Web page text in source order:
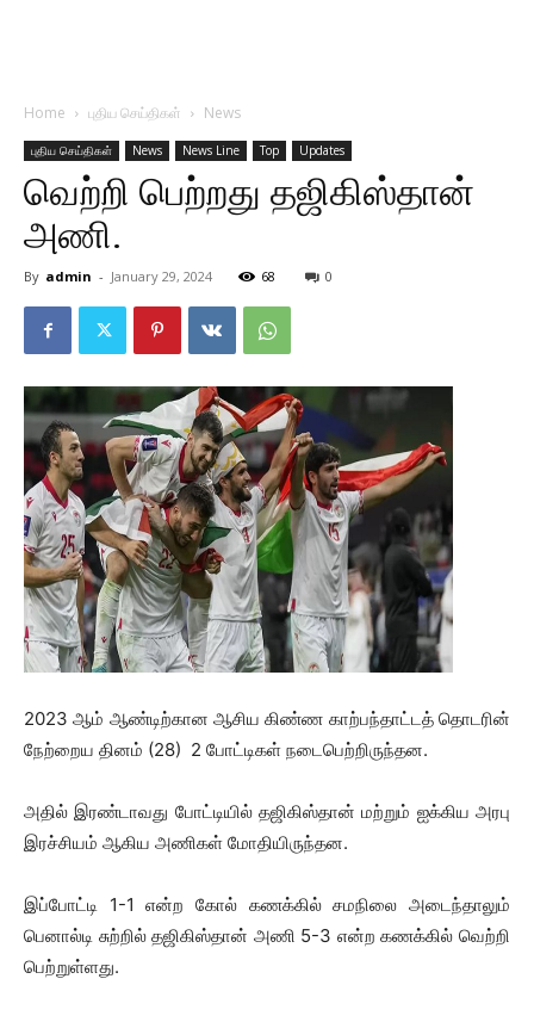
Home புதிய செய்திகள் News
புதிய செய்திகள் News News Line Top Updates
வெற்றி பெற்றது தஜிகிஸ்தான்
அணி.
By admin - January 29, 2024 68 0
2023 ஆம் ஆண்டிற்கான ஆசிய கிண்ண காற்பந்தாட்டத் தொடரின்
நேற்றைய தினம் (28) 2 போட்டிகள் நடைபெற்றிருந்தன.
அதில் இரண்டாவது போட்டியில் தஜிகிஸ்தான் மற்றும் ஐக்கிய அரபு
இரச்சியம் ஆகிய அணிகள் மோதியிருந்தன.
இப்போட்டி 1-1 என்ற கோல் கணக்கில் சமநிலை அடைந்தாலும்
பெனால்டி சுற்றில் தஜிகிஸ்தான் அணி 5-3 என்ற கணக்கில் வெற்றி
பெற்றுள்ளது.